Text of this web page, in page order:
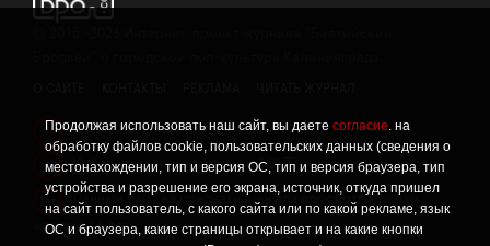
Продолжая использовать наш сайт, вы даете согласие. на
обработку файлов cookie, пользовательских данных (сведения о
местонахождении, тип и версия ОС, тип и версия браузера, тип
устройства и разрешение его экрана, источник, откуда пришел
на сайт пользователь, с какого сайта или по какой рекламе, язык
ОС и браузера, какие страницы открывает и на какие кнопки
! Политика конфиденциальности
! Информация о проведении СОУТ
Данный сайт не предназначен для просмотра лицам
младше 16 лет.